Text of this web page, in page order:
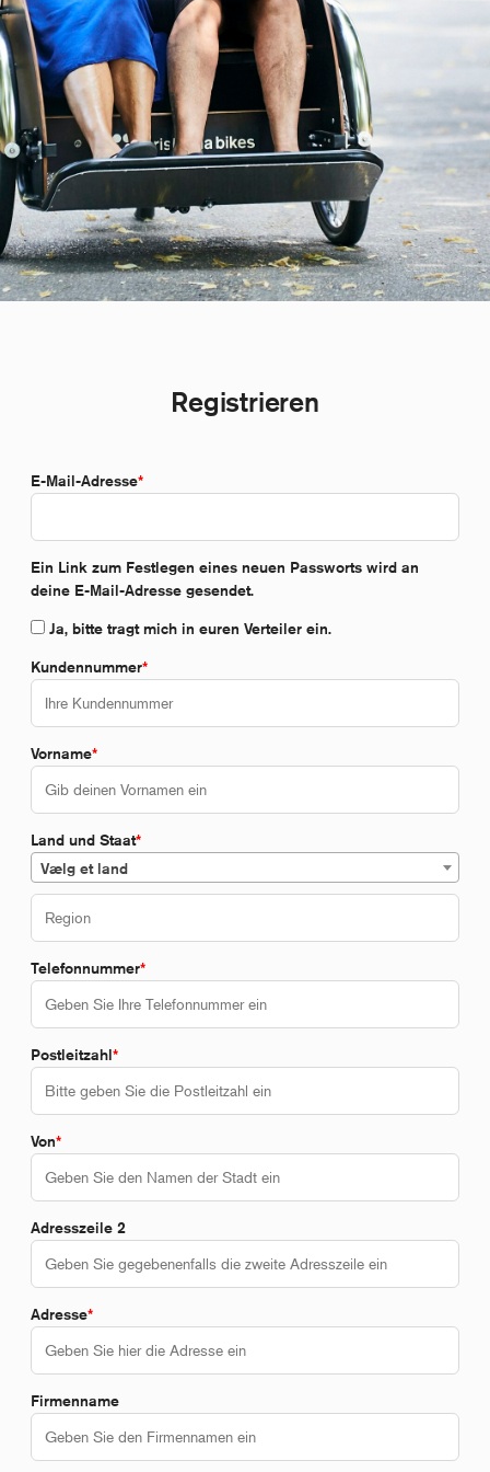
Registrieren
E-Mail-Adresse*
Ein Link zum Festlegen eines neuen Passworts wird an
deine E-Mail-Adresse gesendet.
Ja, bitte tragt mich in euren Verteiler ein.
Kundennummer*
Vorname*
Land und Staat*
Vælg et land
Telefonnummer*
Postleitzahl*
Von*
Adresszeile 2
Adresse*
Firmenname